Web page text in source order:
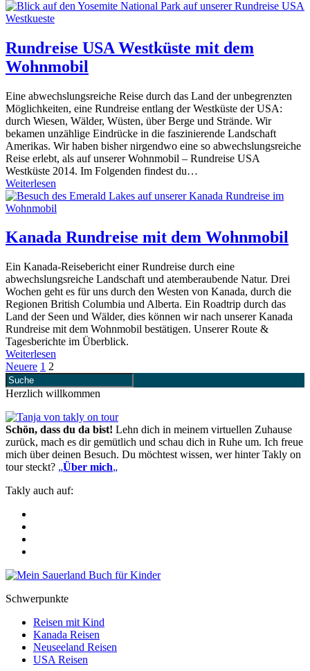
Rundreise USA Westküste mit dem
Wohnmobil
Eine abwechslungsreiche Reise durch das Land der unbegrenzten
Möglichkeiten, eine Rundreise entlang der Westküste der USA:
durch Wiesen, Wälder, Wüsten, über Berge und Strände. Wir
bekamen unzählige Eindrücke in die faszinierende Landschaft
Amerikas. Wir haben bisher nirgendwo eine so abwechslungsreiche
Reise erlebt, als auf unserer Wohnmobil – Rundreise USA
Westküste 2014. Im Folgenden findest du…
Weiterlesen
Kanada Rundreise mit dem Wohnmobil
Ein Kanada-Reisebericht einer Rundreise durch eine
abwechslungsreiche Landschaft und atemberaubende Natur. Drei
Wochen geht es für uns durch den Westen von Kanada, durch die
Regionen British Columbia und Alberta. Ein Roadtrip durch das
Land der Seen und Wälder, dies können wir nach unserer Kanada
Rundreise mit dem Wohnmobil bestätigen. Unserer Route &
Tagesberichte im Überblick.
Weiterlesen
Neuere 1 2
Herzlich willkommen
Schön, dass du da bist! Lehn dich in meinem virtuellen Zuhause
zurück, mach es dir gemütlich und schau dich in Ruhe um. Ich freue
mich über deinen Besuch. Du möchtest wissen, wer hinter Takly on
tour steckt? „Über mich„
Takly auch auf:
Schwerpunkte
Reisen mit Kind
Kanada Reisen
Neuseeland Reisen
USA Reisen